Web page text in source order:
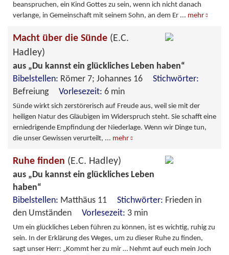
beanspruchen, ein Kind Gottes zu sein, wenn ich nicht danach
verlange, in Gemeinschaft mit seinem Sohn, an dem Er ... mehr
Macht über die Sünde (E.C.
Hadley)
aus „Du kannst ein glückliches Leben haben“
Bibelstellen: Römer 7; Johannes 16 Stichwörter:
Befreiung Vorlesezeit: 6 min
Sünde wirkt sich zerstörerisch auf Freude aus, weil sie mit der
heiligen Natur des Gläubigen im Widerspruch steht. Sie schafft eine
erniedrigende Empfindung der Niederlage. Wenn wir Dinge tun,
die unser Gewissen verurteilt, ... mehr
Ruhe finden (E.C. Hadley)
aus „Du kannst ein glückliches Leben
haben“
Bibelstellen: Matthäus 11 Stichwörter: Frieden in
den Umständen Vorlesezeit: 3 min
Um ein glückliches Leben führen zu können, ist es wichtig, ruhig zu
sein. In der Erklärung des Weges, um zu dieser Ruhe zu finden,
sagt unser Herr: „Kommt her zu mir … Nehmt auf euch mein Joch